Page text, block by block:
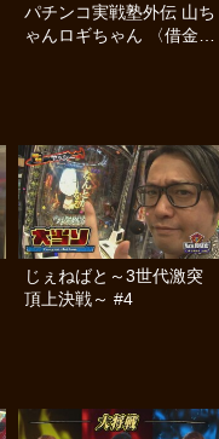
パチンコ実戦塾外伝 山ち
ゃんロギちゃん 〈借金返
じぇねばと～3世代激突
頂上決戦～ #4